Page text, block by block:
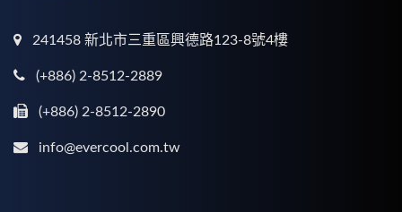
241458 新北市三重區興德路123-8號4樓
(+886) 2-8512-2889
(+886) 2-8512-2890
info@evercool.com.tw